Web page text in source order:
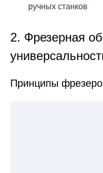
ручных станков
2. Фрезерная
Принципы